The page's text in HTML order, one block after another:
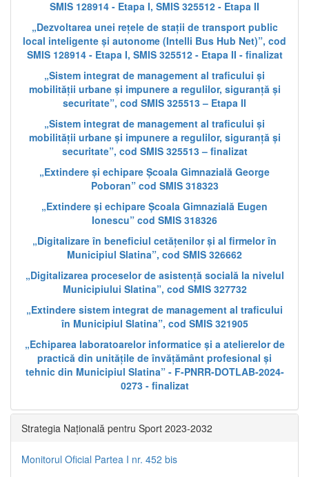
SMIS 128914 - Etapa I, SMIS 325512 - Etapa II
„Dezvoltarea unei rețele de stații de transport public
local inteligente și autonome (Intelli Bus Hub Net)”, cod
SMIS 128914 - Etapa I, SMIS 325512 - Etapa II - finalizat
„Sistem integrat de management al traficului și
mobilității urbane și impunere a regulilor, siguranță și
securitate”, cod SMIS 325513 – Etapa II
„Sistem integrat de management al traficului și
mobilității urbane și impunere a regulilor, siguranță și
securitate”, cod SMIS 325513 – finalizat
„Extindere și echipare Școala Gimnazială George
Poboran” cod SMIS 318323
„Extindere și echipare Școala Gimnazială Eugen
Ionescu” cod SMIS 318326
„Digitalizare în beneficiul cetățenilor și al firmelor în
Municipiul Slatina”, cod SMIS 326662
„Digitalizarea proceselor de asistență socială la nivelul
Municipiului Slatina”, cod SMIS 327732
„Extindere sistem integrat de management al traficului
în Municipiul Slatina”, cod SMIS 321905
„Echiparea laboratoarelor informatice și a atelierelor de
practică din unitățile de învățământ profesional și
tehnic din Municipiul Slatina” - F-PNRR-DOTLAB-2024-
0273 - finalizat
Strategia Națională pentru Sport 2023-2032
Monitorul Oficial Partea I nr. 452 bis